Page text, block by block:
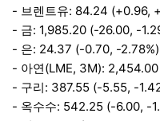
- 브렌트유: 84.24 (+0.96,
- 금: 1,985.20 (-26.00, -
- 은: 24.37 (-0.70, -2.78%)
- 아연(LME, 3M):
- 구리: 387.55 (-5.55, -
- 옥수수: 542.25 (-6.00, -